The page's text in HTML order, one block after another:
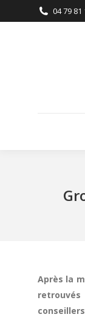
04 79 81
Après la